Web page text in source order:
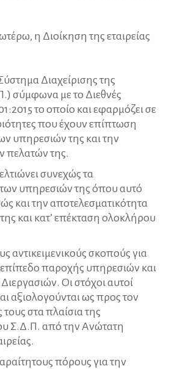
η Διοίκηση της εταιρείας
Διαχείρισης της
σύμφωνα με το Διεθνές
το οποίο και εφαρμόζει σε
που έχουν επίπτωση
υπηρεσιών της και την
πελατών της.
συνεχώς τα
υπηρεσιών της όπου αυτό
και την αποτελεσματικότητα
και κατ’ επέκταση ολοκλήρου
αντικειμενικούς σκοπούς για
παροχής υπηρεσιών και
Οι στόχοι αυτοί
αξιολογούνται ως προς τον
στα πλαίσια της
Σ.Δ.Π. από την Ανώτατη
πόρους για την